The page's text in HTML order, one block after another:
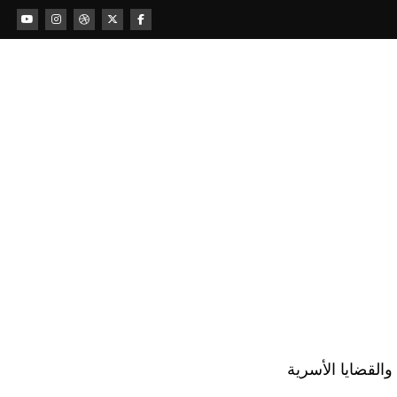
الأسرية